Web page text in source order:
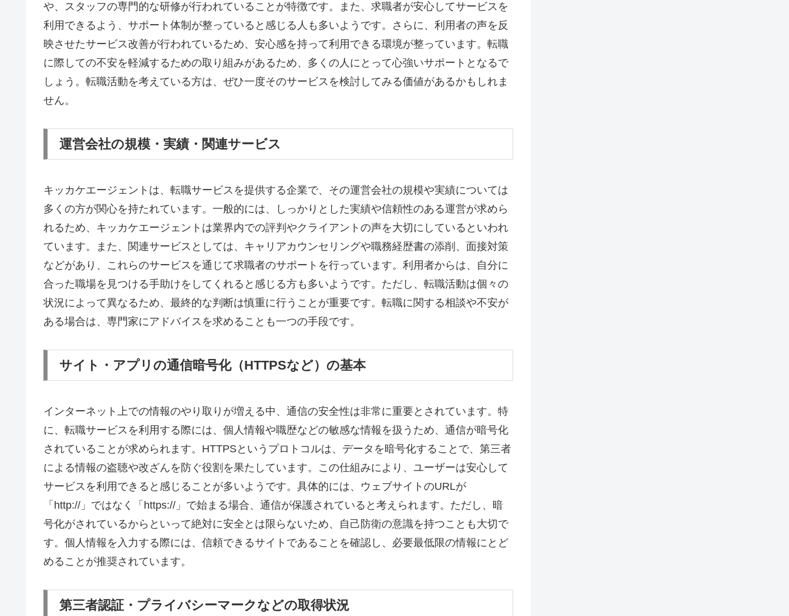
や、スタッフの専門的な研修が行われていることが特徴です。また、求職者が安心してサービスを
利用できるよう、サポート体制が整っていると感じる人も多いようです。さらに、利用者の声を反
映させたサービス改善が行われているため、安心感を持って利用できる環境が整っています。転職
に際しての不安を軽減するための取り組みがあるため、多くの人にとって心強いサポートとなるで
しょう。転職活動を考えている方は、ぜひ一度そのサービスを検討してみる価値があるかもしれま
せん。
運営会社の規模・実績・関連サービス
キッカケエージェントは、転職サービスを提供する企業で、その運営会社の規模や実績については
多くの方が関心を持たれています。一般的には、しっかりとした実績や信頼性のある運営が求めら
れるため、キッカケエージェントは業界内での評判やクライアントの声を大切にしているといわれ
ています。また、関連サービスとしては、キャリアカウンセリングや職務経歴書の添削、面接対策
などがあり、これらのサービスを通じて求職者のサポートを行っています。利用者からは、自分に
合った職場を見つける手助けをしてくれると感じる方も多いようです。ただし、転職活動は個々の
状況によって異なるため、最終的な判断は慎重に行うことが重要です。転職に関する相談や不安が
ある場合は、専門家にアドバイスを求めることも一つの手段です。
サイト・アプリの通信暗号化（HTTPSなど）の基本
インターネット上での情報のやり取りが増える中、通信の安全性は非常に重要とされています。特
に、転職サービスを利用する際には、個人情報や職歴などの敏感な情報を扱うため、通信が暗号化
されていることが求められます。HTTPSというプロトコルは、データを暗号化することで、第三者
による情報の盗聴や改ざんを防ぐ役割を果たしています。この仕組みにより、ユーザーは安心して
サービスを利用できると感じることが多いようです。具体的には、ウェブサイトのURLが
「http://」ではなく「https://」で始まる場合、通信が保護されていると考えられます。ただし、暗
号化がされているからといって絶対に安全とは限らないため、自己防衛の意識を持つことも大切で
す。個人情報を入力する際には、信頼できるサイトであることを確認し、必要最低限の情報にとど
めることが推奨されています。
第三者認証・プライバシーマークなどの取得状況